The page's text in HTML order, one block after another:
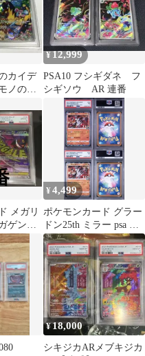
カイデ
ノのタ
¥12,999
PSA10 フシギダネ フ
シギソウ AR 連番
メガリ
ゲンガ
ット連
¥4,499
ポケモンカード グラー
ドン25th ミラー psa 連
番
¥18,000
シキジカARメブキジカ